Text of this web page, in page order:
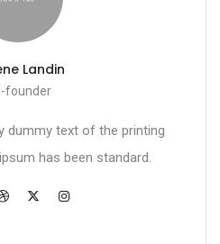
Landin
founder
dummy text of the printing
has been standard.